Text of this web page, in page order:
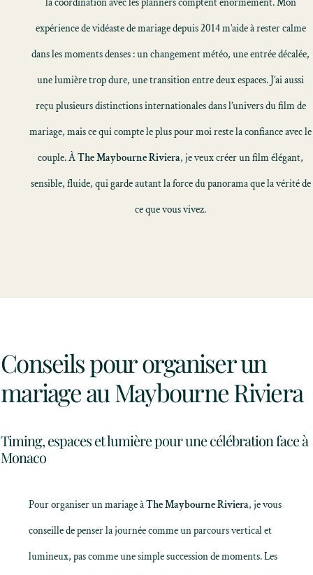
expérience de vidéaste de mariage depuis 2014 m’aide à rester calme
dans les moments denses : un changement météo, une entrée décalée,
une lumière trop dure, une transition entre deux espaces. J’ai aussi
reçu plusieurs distinctions internationales dans l’univers du film de
mariage, mais ce qui compte le plus pour moi reste la confiance avec le
couple. ÀThe Maybourne Riviera, je veux créer un film élégant,
sensible, fluide, qui garde autant la force du panorama que la vérité de
ce que vous vivez.
Conseils pour organiser un
mariage au Maybourne Riviera
Timing, espaces et lumière pour une célébration face à
Monaco
Pour organiser un mariage àThe Maybourne Riviera, je vous
conseille de penser la journée comme un parcours vertical et
lumineux, pas comme une simple succession de moments. Les